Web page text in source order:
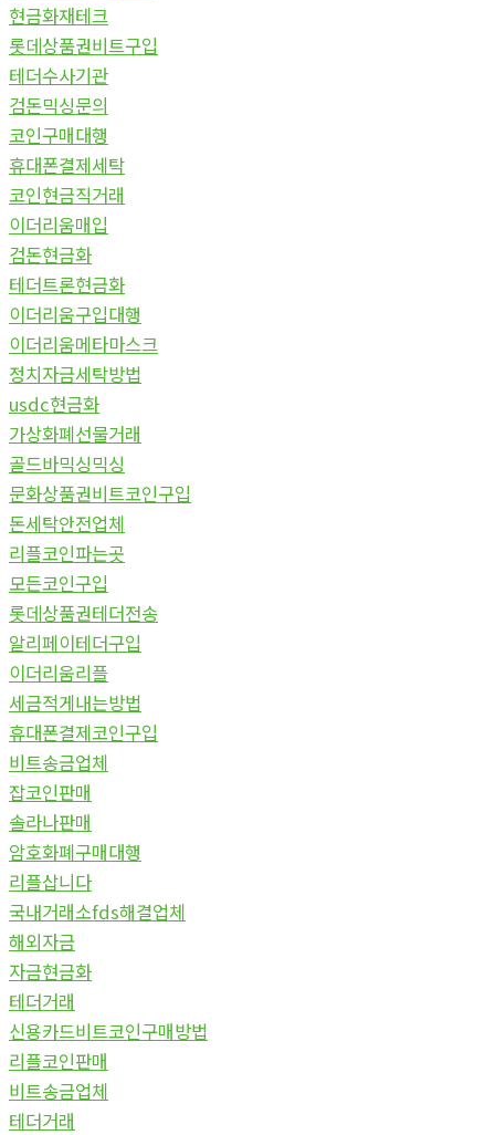
현금화재테크
롯데상품권비트구입
테더수사기관
검돈믹싱문의
코인구매대행
휴대폰결제세탁
코인현금직거래
이더리움매입
검돈현금화
테더트론현금화
이더리움구입대행
이더리움메타마스크
정치자금세탁방법
usdc현금화
가상화폐선물거래
골드바믹싱믹싱
문화상품권비트코인구입
돈세탁안전업체
리플코인파는곳
모든코인구입
롯데상품권테더전송
알리페이테더구입
이더리움리플
세금적게내는방법
휴대폰결제코인구입
비트송금업체
잡코인판매
솔라나판매
암호화폐구매대행
리플삽니다
국내거래소fds해결업체
해외자금
자금현금화
테더거래
신용카드비트코인구매방법
리플코인판매
비트송금업체
테더거래